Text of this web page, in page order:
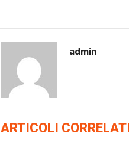
admin
ARTICOLI